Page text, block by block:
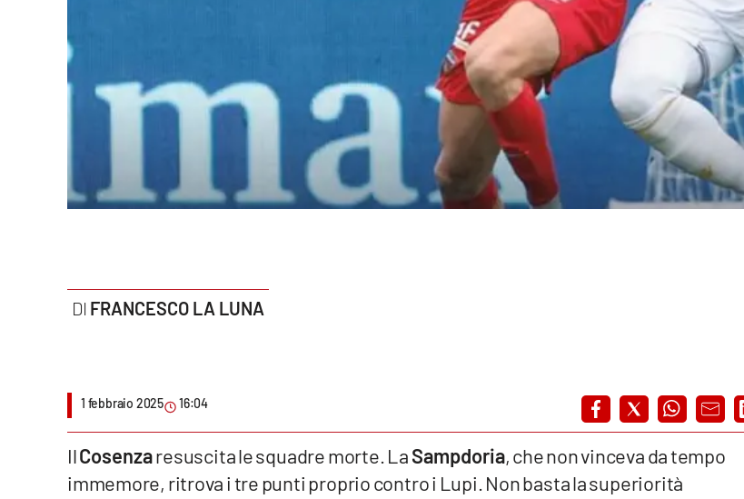
Parchi Marini Calabria
Imprese Di Calabria
Venti di comunicazione
FRANCESCO LA LUNA
1 febbraio 2025 16:04
IlCosenzaresuscita le squadre morte. LaSampdoria, che non vinceva da tempo
immemore, ritrova i tre punti proprio contro i Lupi. Non basta la superiorità